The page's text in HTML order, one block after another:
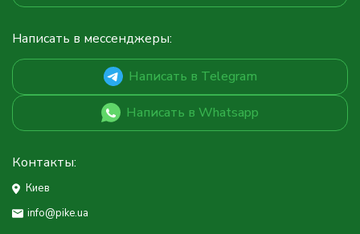
Написать в мессенджеры:
Написать в Telegram
Написать в Whatsapp
Контакты:
Киев
info@pike.ua